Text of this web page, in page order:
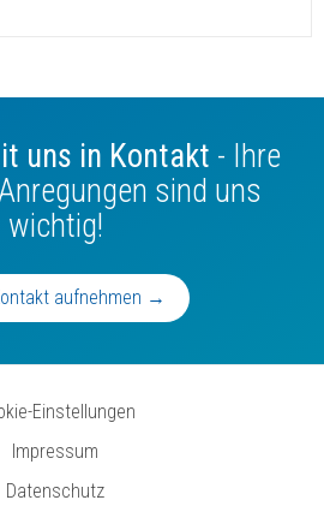
uns in Kontakt - Ihre
sind uns
wichtig!
aufnehmen →
Einstellungen
Impressum
Datenschutz